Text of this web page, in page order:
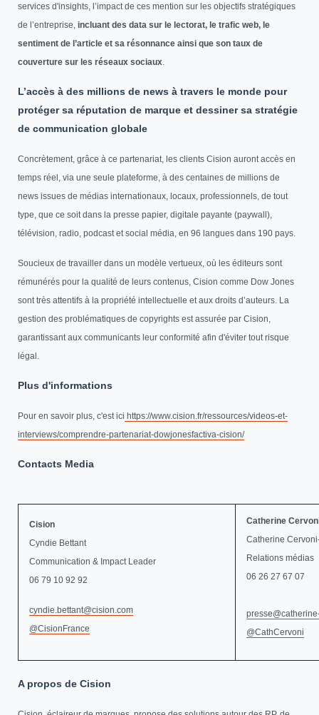
services d'insights, l’impact de ces mention sur les objectifs stratégiques
de l’entreprise, incluant des data sur le lectorat, le trafic web, le
sentiment de l’article et sa résonnance ainsi que son taux de
couverture sur les réseaux sociaux.
L’accès à des millions de news à travers le monde pour
protéger sa réputation de marque et dessiner sa stratégie
de communication globale
Concrètement, grâce à ce partenariat, les clients Cision auront accès en
temps réel, via une seule plateforme, à des centaines de millions de
news issues de médias internationaux, locaux, professionnels, de tout
type, que ce soit dans la presse papier, digitale payante (paywall),
télévision, radio, podcast et social média, en 96 langues dans 190 pays.
Soucieux de travailler dans un modèle vertueux, où les éditeurs sont
rémunérés pour la qualité de leurs contenus, Cision comme Dow Jones
sont très attentifs à la propriété intellectuelle et aux droits d’auteurs. La
gestion des problématiques de copyrights est assurée par Cision,
garantissant aux communicants leur conformité afin d'éviter tout risque
légal.
Plus d'informations
Pour en savoir plus, c'est ici https://www.cision.fr/ressources/videos-et-
interviews/comprendre-partenariat-dowjonesfactiva-cision/
Contacts Media
Cision
Cyndie Bettant
Communication & Impact Leader
06 79 10 92 92
cyndie.bettant@cision.com
@CisionFrance
Catherine
Catherine
Relations médias
06 26 27 67 07
@CathCervoni
A propos de Cision